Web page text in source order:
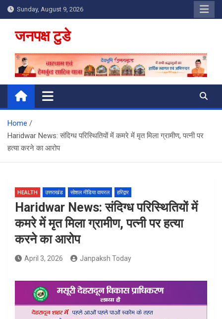
Skip
to
content
Sunday, August 9, 2026
जनपक्ष टुडे
Home
Haridwar News: संदिग्ध परिस्थितियों में कमरे में मृत मिला ग्रामीण, पत्नी पर
हत्या करने का आरोप
HEALTH उत्तराखंड सोशल मीडिया वायरल हरिद्वार
Haridwar News: संदिग्ध परिस्थितियों में
कमरे में मृत मिला ग्रामीण, पत्नी पर हत्या
करने का आरोप
April 3, 2026 Janpaksh Today